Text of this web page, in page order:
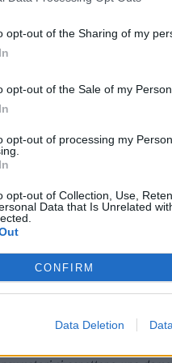
opt-out of the Sharing of my
opt-out of the Sale of my
opt-out of processing my
opt-out of Collection, Use,
Data that Is Unrelated
CONFIRM
Data Deletion
di chi desidera acquistarne
esperienze con la
intervistati si avvale
(28%). „L’uso di
fruitori della domotica é
componenti si lascino
di costo adeguato al
Grote.
avviso: „
La domotica
questo motivo ci concentriamo
nel settore della domotica